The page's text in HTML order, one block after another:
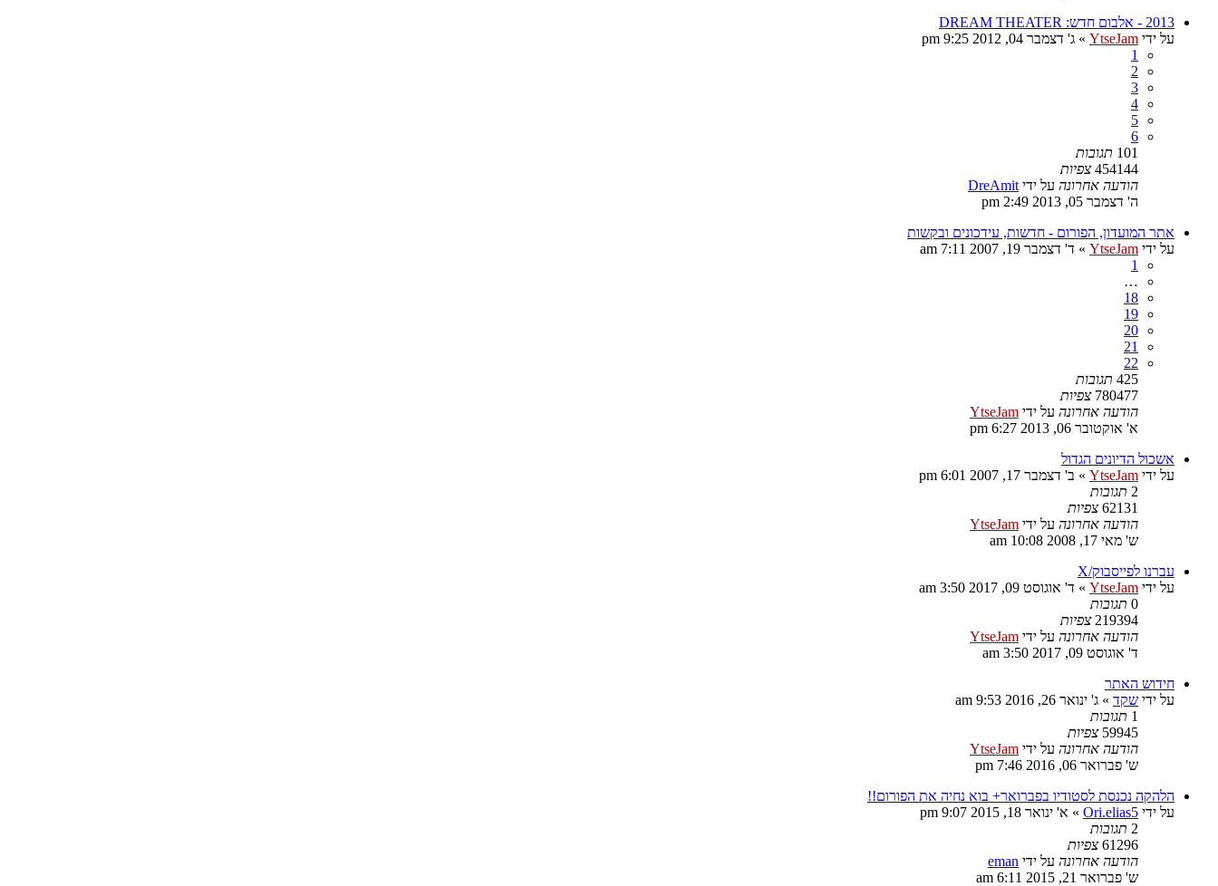
2013 - אלבום חדש: DREAM THEATER
על ידי YtseJam
» ג' דצמבר 04, 2012 9:25 pm
1
2
3
4
5
6
101 תגובות
454144 צפיות
הודעה אחרונה על ידי DreAmit
ה' דצמבר 05, 2013 2:49 pm
אתר המועדון, הפורום - חדשות, עידכונים ובקשות
על ידי YtseJam
» ד' דצמבר 19, 2007 7:11 am
1
…
18
19
20
21
22
425 תגובות
780477 צפיות
הודעה אחרונה על ידי YtseJam
א' אוקטובר 06, 2013 6:27 pm
אשכול הדיונים הגדול
על ידי YtseJam
» ב' דצמבר 17, 2007 6:01 pm
2 תגובות
62131 צפיות
הודעה אחרונה על ידי YtseJam
ש' מאי 17, 2008 10:08 am
עברנו לפייסבוק/X
על ידי YtseJam
» ד' אוגוסט 09, 2017 3:50 am
0 תגובות
219394 צפיות
הודעה אחרונה על ידי YtseJam
ד' אוגוסט 09, 2017 3:50 am
חידוש האתר
על ידי שקד » ג' ינואר 26, 2016 9:53 am
1 תגובות
59945 צפיות
הודעה אחרונה על ידי YtseJam
ש' פברואר 06, 2016 7:46 pm
הלהקה נכנסת לסטודיו בפברואר+ בוא נחיה את הפורום!!
על ידי Ori.elias5
» א' ינואר 18, 2015 9:07 pm
2 תגובות
61296 צפיות
הודעה אחרונה על ידי eman
ש' פברואר 21, 2015 6:11 am